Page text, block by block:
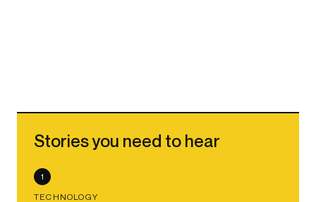
Stories you need to hear
1
TECHNOLOGY